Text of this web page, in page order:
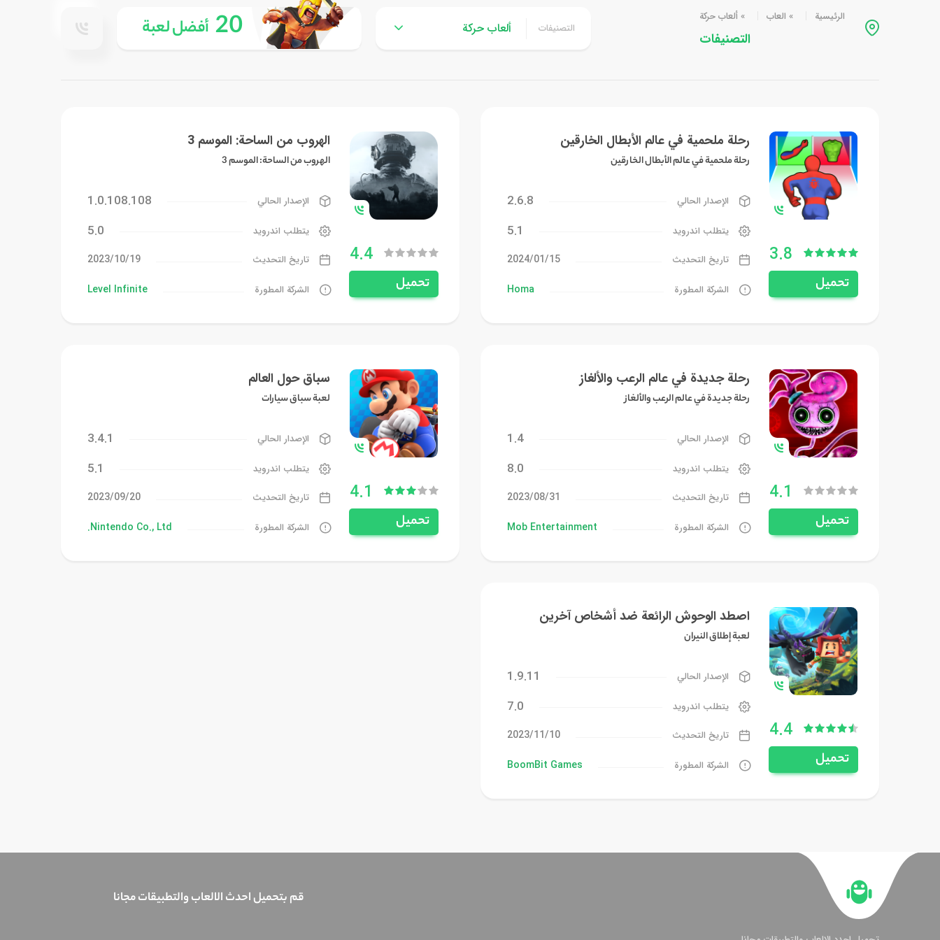
الرئيسية » العاب »ألعاب حركة
التصنيفات
التصنيفات ألعاب حركة 20 أفضل لعبة
3.8
تحميل
رحلة ملحمية في عالم الأبطال الخارقين
رحلة ملحمية في عالم الأبطال الخارقين
الإصدار الحالي 2.6.8
يتطلب اندرويد 5.1
تاريخ التحديث 15‏/01‏/2024
الشركة المطورة Homa
4.4
تحميل
الهروب من الساحة: الموسم 3
الهروب من الساحة: الموسم 3
الإصدار الحالي 1.0.108.108
يتطلب اندرويد 5.0
تاريخ التحديث 19‏/10‏/2023
الشركة المطورة Level Infinite
4.1
تحميل
رحلة جديدة في عالم الرعب والألغاز
رحلة جديدة في عالم الرعب والألغاز
الإصدار الحالي 1.4
يتطلب اندرويد 8.0
تاريخ التحديث 31‏/08‏/2023
الشركة المطورة Mob Entertainment
4.1
تحميل
سباق حول العالم
لعبة سباق سيارات
الإصدار الحالي 3.4.1
يتطلب اندرويد 5.1
تاريخ التحديث 20‏/09‏/2023
الشركة المطورة Nintendo Co., Ltd.
4.4
تحميل
اصطد الوحوش الرائعة ضد أشخاص آخرين
لعبة إطلاق النيران
الإصدار الحالي 1.9.11
يتطلب اندرويد 7.0
تاريخ التحديث 10‏/11‏/2023
الشركة المطورة BoomBit Games
قم بتحميل احدث الالعاب والتطبيقات مجانا